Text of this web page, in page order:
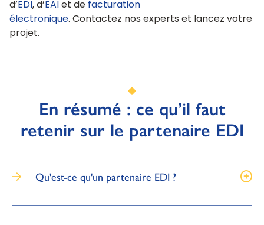
d’ EDI , d’ EAI et de facturation
électronique. Contactez nos experts et lancez votre
projet.
En résumé : ce qu’il faut
retenir sur le partenaire EDI
Qu'est-ce qu'un partenaire EDI ?